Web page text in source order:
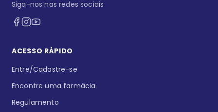
Siga-nos nas redes sociais
ACESSO RÁPIDO
Entre/Cadastre-se
Encontre uma farmácia
Regulamento